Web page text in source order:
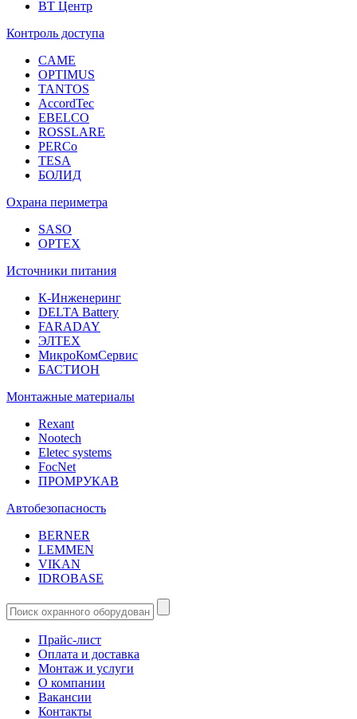
ВТ Центр
Контроль доступа
CAME
OPTIMUS
TANTOS
AccordTec
EBELCO
ROSSLARE
PERCo
TESA
БОЛИД
Охрана периметра
SASO
OPTEX
Источники питания
К-Инженеринг
DELTA Battery
FARADAY
ЭЛТЕХ
МикроКомСервис
БАСТИОН
Монтажные материалы
Rexant
Nootech
Eletec systems
FocNet
ПРОМРУКАВ
Автобезопасность
BERNER
LEMMEN
VIKAN
IDROBASE
Прайс-лист
Оплата и доставка
Монтаж и услуги
О компании
Вакансии
Контакты